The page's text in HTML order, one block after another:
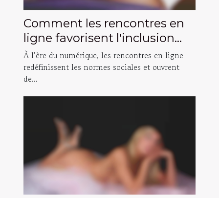
Comment les rencontres en
ligne favorisent l'inclusion
des personnes transgenres ?
À l’ère du numérique, les rencontres en ligne
redéfinissent les normes sociales et ouvrent
de...